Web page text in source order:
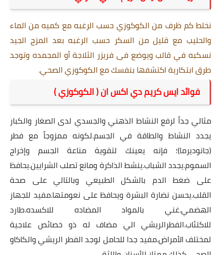
نخلط كم ظرف من الكوكوزي حسب الرغبه مع كميه من الماء
والحليب مع قليل من السكر حسب الرغبه بعد المزج الجيد
نسكبه في قالب ويوضع فى فريزر الثلاجة أو المجمده وتوجد
طرق ابتكارية اكتشفها بنفسك مع الكوكوزي الصحي.
فوائد ايس كريم دي اكس ان ( الكوكوزي )
مثالي جداً لرفع النشاط الذهني والجسدي لدى الصغار والكبار
يجدد النشاط والطاقة في الجسم.لكونه ممزوجاً مع فطر
(جانوديرما)؛ فإنه يعينك لتقوية مناعة الجسم وإخراج
السموم.يجدد الشباب.ينشط الذاكرة ومانع تصلب الشرايين.يحافظ
على ضغط الدم بالشكل الطبيعي وبالتالي على صحة
القلب.يحسن نضارة البشرة ويحافظ على نعومتها.مفيد للجهاز
الهضمي.غني بالمواد المضاده للاكسده.طارد
للاكتئاب.الفطرالريشي الي مضاف له ذو خصائص علاجية
لمختلف الأمراض.مفيد جدا للحامل لوجد الفطر الريشي والكاكاو